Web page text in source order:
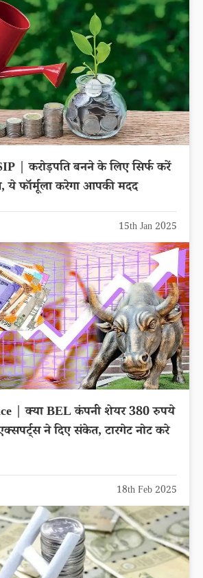
| करोड़पति बनने के लिए सिर्फ करें
फॉर्मूला करेगा आपकी मदद
15th Jan 2025
| क्या BEL कंपनी शेयर 380 रुपये
ने दिए संकेत, टारगेट नोट करे
18th Feb 2025